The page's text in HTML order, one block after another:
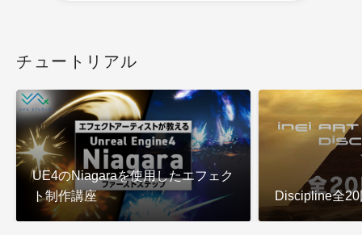
チュートリアル
UE4のNiagaraを使用したエフェク
ト制作講座
Discipline全